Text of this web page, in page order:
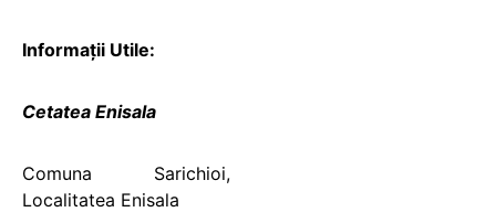
Informaţii Utile:
Cetatea Enisala
Comuna Sarichioi,
Localitatea Enisala